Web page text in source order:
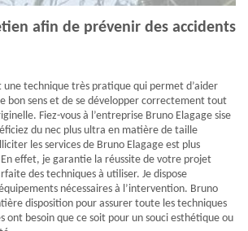
afin de prévenir des accidents
technique très pratique qui permet d’aider
bon sens et de se développer correctement tout
Fiez-vous à l’entreprise Bruno Elagage sise
du nec plus ultra en matière de taille
les services de Bruno Elagage est plus
effet, je garantie la réussite de votre projet
des techniques à utiliser. Je dispose
nécessaires à l’intervention. Bruno
disposition pour assurer toute les techniques
ont besoin que ce soit pour un souci esthétique ou